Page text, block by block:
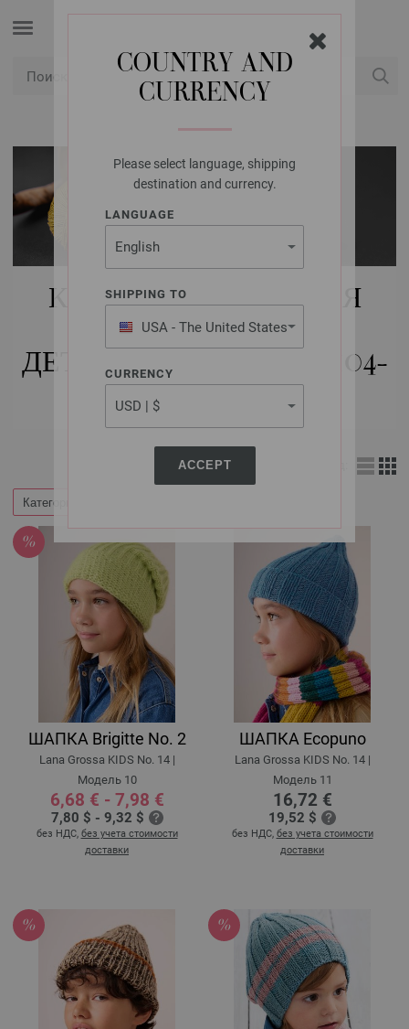
COUNTRY AND
CURRENCY
Please select language, shipping
destination and currency.
LANGUAGE
SHIPPING TO
USA - The United States
of America
CURRENCY
ACCEPT
КУПИТЬ НАБОРЫ ДЛЯ
ВЯЗАНИЯ FILATI
ДЕТИ | ДЕТИ (РАЗМЕР 104-
152) | ШЛЯПЫ & CO
Категории
ШАПКА Brigitte No. 2
Lana Grossa KIDS No. 14 |
Модель 10
6,68 € - 7,98 €
7,80 $ - 9,32 $
без НДС, без учета стоимости
доставки
ШАПКА Ecopuno
Lana Grossa KIDS No. 14 |
Модель 11
16,72 €
19,52 $
без НДС, без учета стоимости
доставки